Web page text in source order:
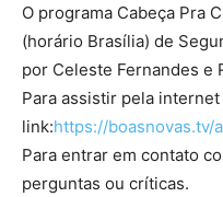
O programa Cabeça Pra
(horário Brasília) de
por Celeste Fernandes e
Para assistir pela
link:https://boasnovas.tv/
Para entrar em contato
perguntas ou críticas.